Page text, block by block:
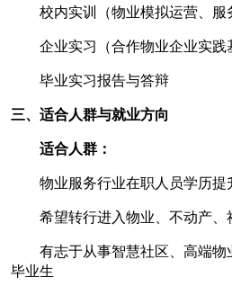
校内实训（物业模拟运营、服
企业实习（合作物业企业实践
毕业实习报告与答辩
三、适合人群与就业方向
适合人群：
物业服务行业在职人员学历提
希望转行进入物业、不动产
有志于从事智慧社区、高端
毕业生